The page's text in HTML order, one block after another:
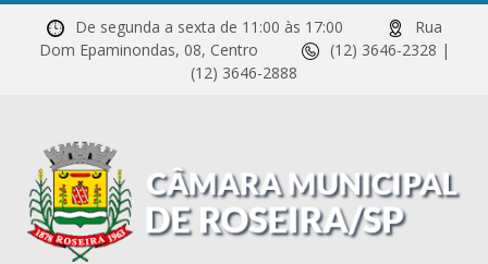
De segunda a sexta de 11:00 às 17:00
Rua
Dom Epaminondas, 08, Centro
(12) 3646-2328 |
(12) 3646-2888